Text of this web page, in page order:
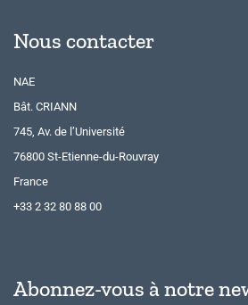
Nous contacter
NAE
Bât. CRIANN
745, Av. de l’Université
76800 St-Etienne-du-Rouvray
France
+33 2 32 80 88 00
Abonnez-vous à notre